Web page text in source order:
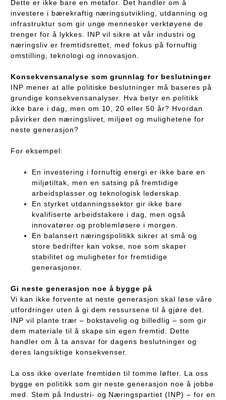
Dette er ikke bare en metafor. Det handler om å
investere i bærekraftig næringsutvikling, utdanning og
infrastruktur som gir unge mennesker verktøyene de
trenger for å lykkes. INP vil sikre at vår industri og
næringsliv er fremtidsrettet, med fokus på fornuftig
omstilling, teknologi og innovasjon.
Konsekvensanalyse som grunnlag for beslutninger
INP mener at alle politiske beslutninger må baseres på
grundige konsekvensanalyser. Hva betyr en politikk
ikke bare i dag, men om 10, 20 eller 50 år? Hvordan
påvirker den næringslivet, miljøet og mulighetene for
neste generasjon?
For eksempel:
En investering i fornuftig energi er ikke bare en
miljøtiltak, men en satsing på fremtidige
arbeidsplasser og teknologisk lederskap.
En styrket utdanningssektor gir ikke bare
kvalifiserte arbeidstakere i dag, men også
innovatører og problemløsere i morgen.
En balansert næringspolitikk sikrer at små og
store bedrifter kan vokse, noe som skaper
stabilitet og muligheter for fremtidige
generasjoner.
Gi neste generasjon noe å bygge på
Vi kan ikke forvente at neste generasjon skal løse våre
utfordringer uten å gi dem ressursene til å gjøre det.
INP vil plante trær – bokstavelig og billedlig – som gir
dem materiale til å skape sin egen fremtid. Dette
handler om å ta ansvar for dagens beslutninger og
deres langsiktige konsekvenser.
La oss ikke overlate fremtiden til tomme løfter. La oss
bygge en politikk som gir neste generasjon noe å jobbe
med. Stem på Industri- og Næringspartiet (INP) – for en